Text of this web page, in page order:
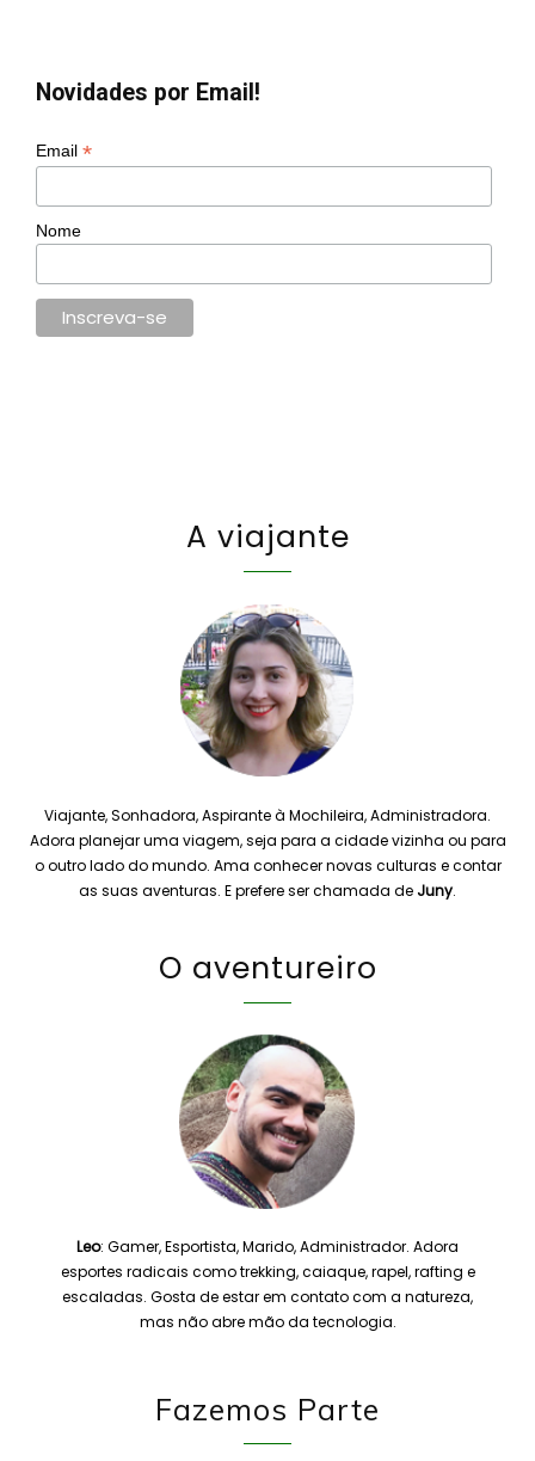
Novidades por Email!
Email *
Nome
A viajante
Viajante, Sonhadora, Aspirante à Mochileira, Administradora.
Adora planejar uma viagem, seja para a cidade vizinha ou para
o outro lado do mundo. Ama conhecer novas culturas e contar
as suas aventuras. E prefere ser chamada de Juny.
O aventureiro
Leo: Gamer, Esportista, Marido, Administrador. Adora
esportes radicais como trekking, caiaque, rapel, rafting e
escaladas. Gosta de estar em contato com a natureza,
mas não abre mão da tecnologia.
Fazemos Parte